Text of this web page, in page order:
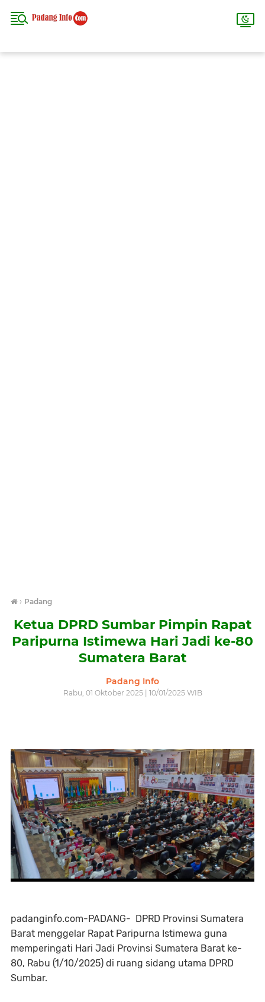
› Padang
Ketua DPRD Sumbar Pimpin Rapat
Paripurna Istimewa Hari Jadi ke-80
Sumatera Barat
Padang Info
Rabu, 01 Oktober 2025 | 10/01/2025 WIB
padanginfo.com-PADANG- DPRD Provinsi Sumatera
Barat menggelar Rapat Paripurna Istimewa guna
memperingati Hari Jadi Provinsi Sumatera Barat ke-
80, Rabu (1/10/2025) di ruang sidang utama DPRD
Sumbar.